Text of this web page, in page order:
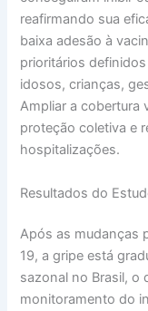
reafirmando sua
baixa adesão à
prioritários
idosos, crianças,
Ampliar a cobertura
proteção coletiva e
hospitalizações.
Resultados do
Após as mudanças
19, a gripe está
sazonal no Brasil, o
monitoramento do